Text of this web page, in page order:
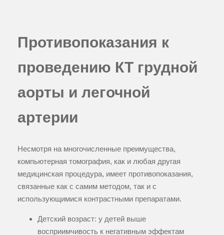
Противопоказания к
проведению КТ грудной
аорты и легочной
артерии
Несмотря на многочисленные преимущества,
компьютерная томография, как и любая другая
медицинская процедура, имеет противопоказания,
связанные как с самим методом, так и с
использующимися контрастными препаратами.
Детский возраст: у детей выше
восприимчивость к негативным эффектам